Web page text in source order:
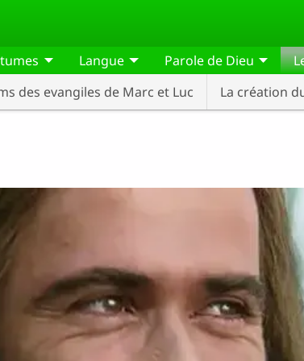
Langue Parole de Dieu
des evangiles de Marc et Luc La création